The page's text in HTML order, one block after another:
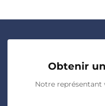
Obtenir
Notre représentant